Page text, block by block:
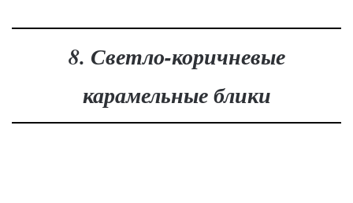
8. Светло-коричневые
карамельные блики